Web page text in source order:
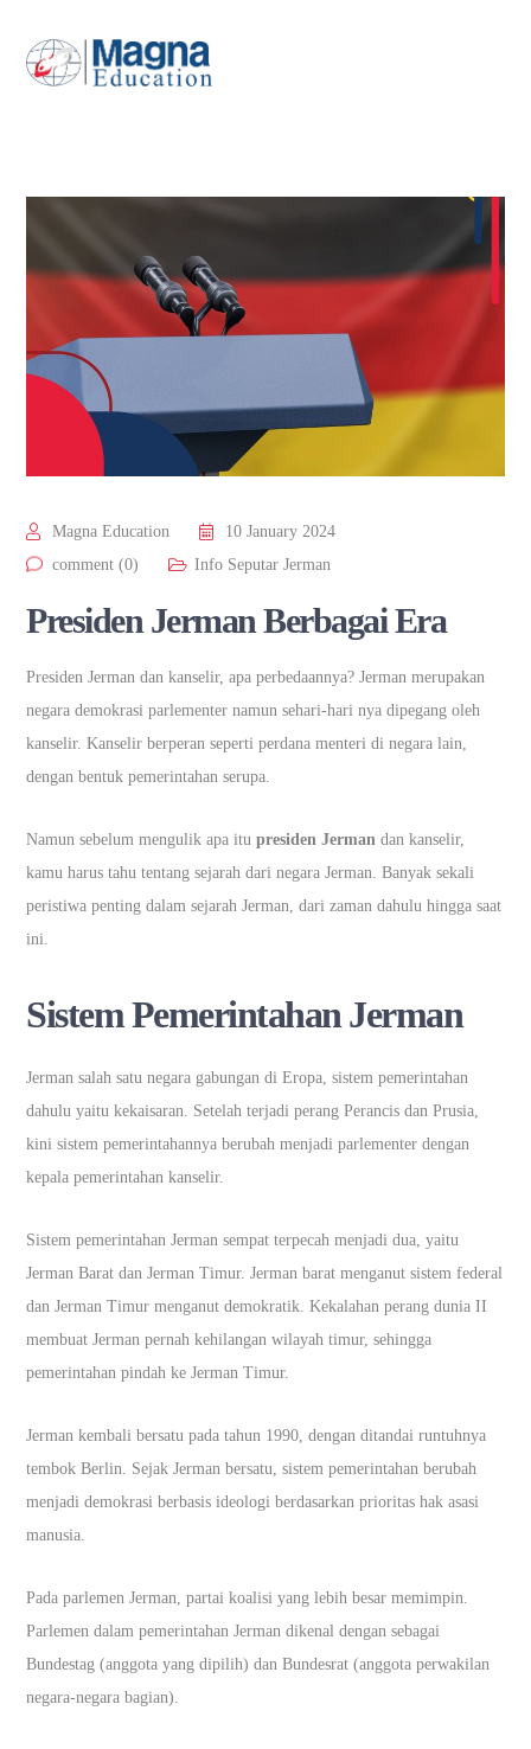
Magna Education
10 January 2024
comment (0)
Info Seputar Jerman
Presiden Jerman Berbagai Era
Presiden Jerman dan kanselir, apa perbedaannya? Jerman merupakan
negara demokrasi parlementer namun sehari-hari nya dipegang oleh
kanselir. Kanselir berperan seperti perdana menteri di negara lain,
dengan bentuk pemerintahan serupa.
Namun sebelum mengulik apa itupresiden Jerman dan kanselir,
kamu harus tahu tentang sejarah dari negara Jerman. Banyak sekali
peristiwa penting dalam sejarah Jerman, dari zaman dahulu hingga saat
ini.
Sistem Pemerintahan Jerman
Jerman salah satu negara gabungan di Eropa, sistem pemerintahan
dahulu yaitu kekaisaran. Setelah terjadi perang Perancis dan Prusia,
kini sistem pemerintahannya berubah menjadi parlementer dengan
kepala pemerintahan kanselir.
Sistem pemerintahan Jerman sempat terpecah menjadi dua, yaitu
Jerman Barat dan Jerman Timur. Jerman barat menganut sistem federal
dan Jerman Timur menganut demokratik. Kekalahan perang dunia II
membuat Jerman pernah kehilangan wilayah timur, sehingga
pemerintahan pindah ke Jerman Timur.
Jerman kembali bersatu pada tahun 1990, dengan ditandai runtuhnya
tembok Berlin. Sejak Jerman bersatu, sistem pemerintahan berubah
menjadi demokrasi berbasis ideologi berdasarkan prioritas hak asasi
manusia.
Pada parlemen Jerman, partai koalisi yang lebih besar memimpin.
Parlemen dalam pemerintahan Jerman dikenal dengan sebagai
Bundestag (anggota yang dipilih) dan Bundesrat (anggota perwakilan
negara-negara bagian).